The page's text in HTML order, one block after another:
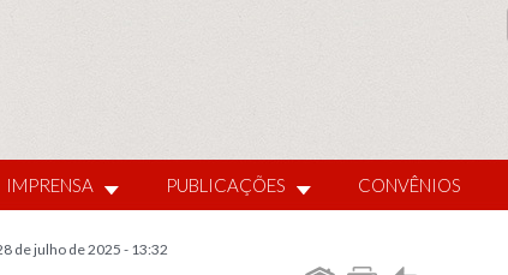
IMPRENSA PUBLICAÇÕES CONVÊNIOS
de julho de 2025 - 13:32